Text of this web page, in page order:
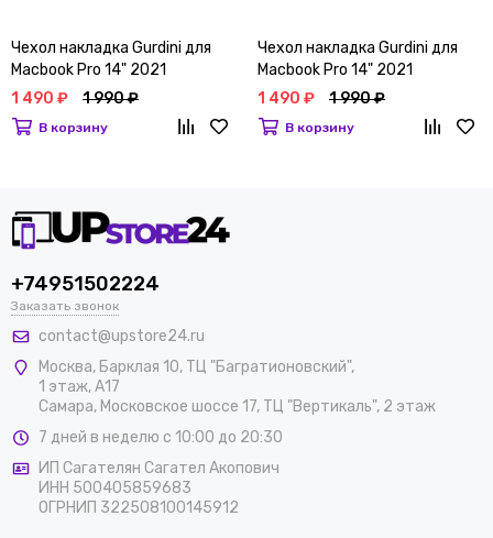
Чехол накладка Gurdini для
Macbook Pro 14" 2021
Прозрачный
1 490 ₽ 1 990 ₽
В корзину
Чехол накладка Gurdini для
Macbook Pro 14" 2021
Серебристый
1 490 ₽ 1 990 ₽
В корзину
+74951502224
Заказать звонок
contact@upstore24.ru
Москва, Барклая 10, ТЦ "Багратионовский",
1 этаж, А17
Самара, Московское шоссе 17, ТЦ "Вертикаль", 2 этаж
7 дней в неделю с 10:00 до 20:30
ИП Сагателян Сагател Акопович
ИНН 500405859683
ОГРНИП 322508100145912